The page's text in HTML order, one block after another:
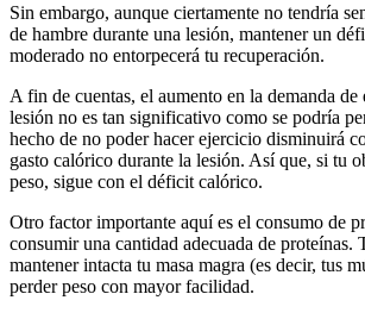
Sin embargo, aunque ciertamente no tendría
de hambre durante una lesión, mantener un
moderado no entorpecerá tu recuperación.
A fin de cuentas, el aumento en la demanda de
lesión no es tan significativo como se podría
hecho de no poder hacer ejercicio disminuirá
gasto calórico durante la lesión. Así que, si tu
peso, sigue con el déficit calórico.
Otro factor importante aquí es el consumo de
consumir una cantidad adecuada de proteínas.
mantener intacta tu masa magra (es decir, tus
perder peso con mayor facilidad.